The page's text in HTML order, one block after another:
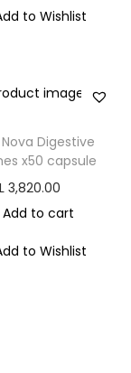
to Wishlist
Digestive
x50 capsule
L3,820.00
Add to cart
to Wishlist